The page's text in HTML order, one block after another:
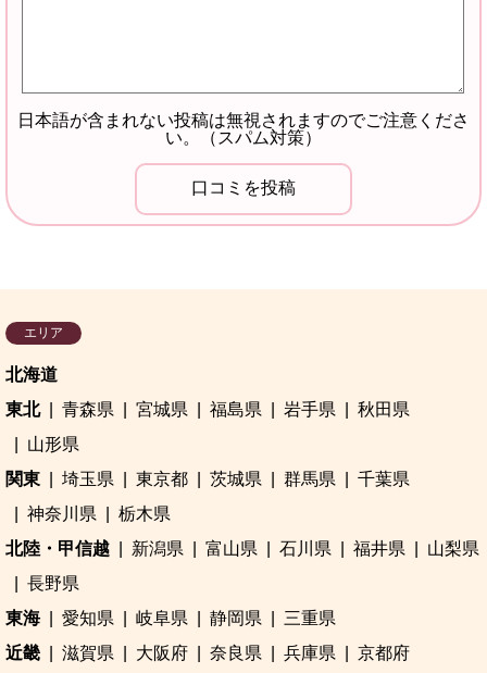
日本語が含まれない投稿は無視されますのでご注意くださ
い。（スパム対策）
エリア
北海道
東北
青森県 宮城県 福島県 岩手県
秋田県
山形県
関東
埼玉県 東京都 茨城県 群馬県
千葉県
神奈川県
栃木県
北陸・甲信越
新潟県 富山県 石川県 福井県
山梨県
長野県
東海
愛知県 岐阜県 静岡県
三重県
近畿
滋賀県 大阪府 奈良県 兵庫県
京都府